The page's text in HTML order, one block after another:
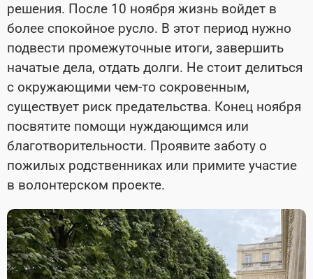
решения. После 10 ноября жизнь войдет в
более спокойное русло. В этот период нужно
подвести промежуточные итоги, завершить
начатые дела, отдать долги. Не стоит делиться
с окружающими чем-то сокровенным,
существует риск предательства. Конец ноября
посвятите помощи нуждающимся или
благотворительности. Проявите заботу о
пожилых родственниках или примите участие
в волонтерском проекте.